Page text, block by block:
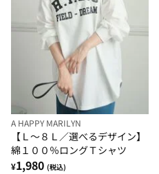
A HAPPY MARILYN
【Ｌ～８Ｌ／選べるデザイン】
綿１００％ロングＴシャツ
¥1,980 (税込)